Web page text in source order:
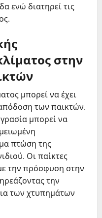
ενώ διατηρεί τις
στην
μπορεί να έχει
των παικτών.
μπορεί να
πτώση της
Οι παίκτες
την πρόσφυση στην
την
των χτυπημάτων